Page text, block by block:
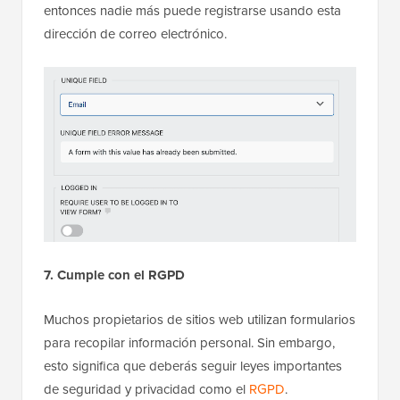
entonces nadie más puede registrarse usando esta
dirección de correo electrónico.
7. Cumple con el RGPD
Muchos propietarios de sitios web utilizan formularios
para recopilar información personal. Sin embargo,
esto significa que deberás seguir leyes importantes
de seguridad y privacidad como el RGPD.